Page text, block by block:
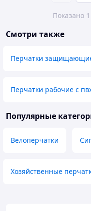
Показано
Смотри также
Перчатки
Перчатки рабочие с
Популярные
Велоперчатки
Хозяйственные